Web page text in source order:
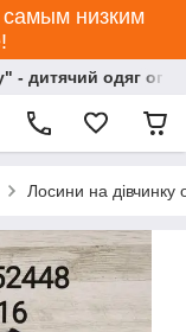
самым низким
- дитячий одяг
Лосини на